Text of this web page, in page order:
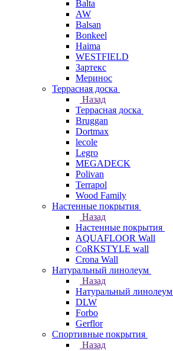
Balta
AW
Balsan
Bonkeel
Haima
WESTFIELD
Зартекс
Меринос
Террасная доска
Назад
Террасная доска
Bruggan
Dortmax
lecole
Legro
MEGADECK
Polivan
Terrapol
Wood Family
Настенные покрытия
Назад
Настенные покрытия
AQUAFLOOR Wall
CoRKSTYLE wall
Crona Wall
Натуральный линолеум
Назад
Натуральный линолеум
DLW
Forbo
Gerflor
Спортивные покрытия
Назад